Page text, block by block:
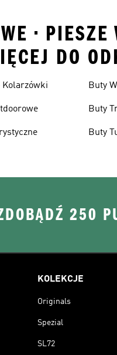
• PIESZE
DO
Kolarzówki Buty
Buty
Buty
250
KOLEKCJE
Originals
Spezial
SL72